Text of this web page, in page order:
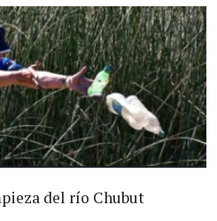
del río Chubut